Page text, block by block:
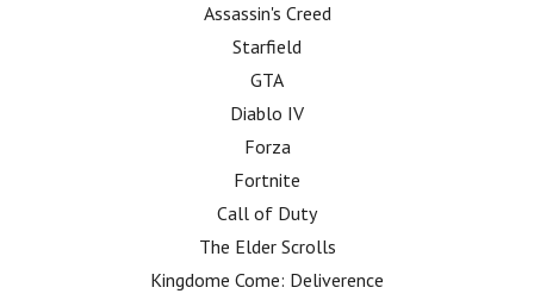
Assassin's Creed
Starfield
GTA
Diablo IV
Forza
Fortnite
Call of Duty
The Elder Scrolls
Kingdome Come: Deliverence